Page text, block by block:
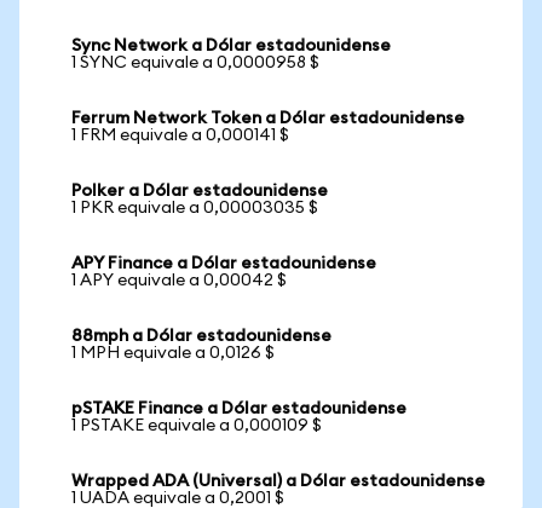
Sync Network a Dólar estadounidense
1 SYNC equivale a 0,0000958 $
Ferrum Network Token a Dólar estadounidense
1 FRM equivale a 0,000141 $
Polker a Dólar estadounidense
1 PKR equivale a 0,00003035 $
APY Finance a Dólar estadounidense
1 APY equivale a 0,00042 $
88mph a Dólar estadounidense
1 MPH equivale a 0,0126 $
pSTAKE Finance a Dólar estadounidense
1 PSTAKE equivale a 0,000109 $
Wrapped ADA (Universal) a Dólar estadounidense
1 UADA equivale a 0,2001 $